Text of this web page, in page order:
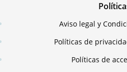
Aviso legal y
Políticas de
Políticas de